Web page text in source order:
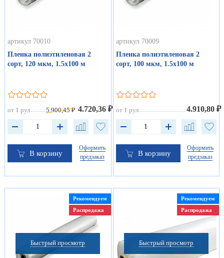
артикул 70010
Пленка полиэтиленовая 2
сорт, 120 мкм, 1.5х100 м
от 1 рул 5.900,45 ₽ 4.720,36 ₽
В корзину
Оформить
предзаказ
артикул 70009
Пленка полиэтиленовая 2
сорт, 100 мкм, 1.5х100 м
от 1 рул 4.910,80 ₽
В корзину
Оформить
предзаказ
Быстрый просмотр
Рекомендуем
Распродажа
Быстрый просмотр
Рекомендуем
Распродажа